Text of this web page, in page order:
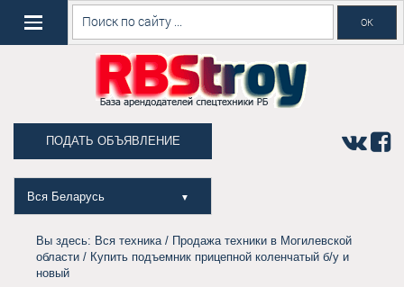
ПОДАТЬ ОБЪЯВЛЕНИЕ
Вся Беларусь ▼
Вы здесь: Вся техника/ Продажа техники в Могилевской
области / Купить подъемник прицепной коленчатый б/у и
новый